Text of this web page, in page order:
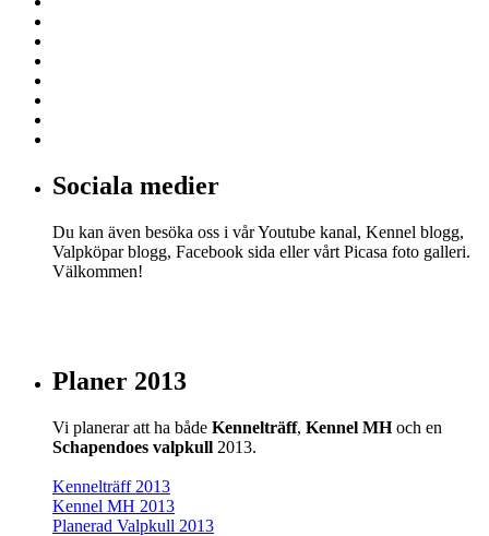
Sociala medier
Du kan även besöka oss i vår Youtube kanal, Kennel blogg,
Valpköpar blogg, Facebook sida eller vårt Picasa foto galleri.
Välkommen!
Planer 2013
Vi planerar att ha både Kennelträff, Kennel MHoch en
Schapendoes valpkull 2013.
Kennelträff 2013
Kennel MH 2013
Planerad Valpkull 2013